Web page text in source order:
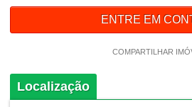
ENTRE EM
COMPARTILHAR
Localização